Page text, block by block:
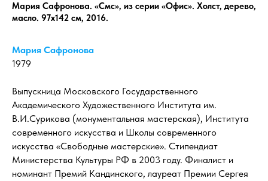
Мария Сафронова. «Смс», из серии «Офис». Холст, дерево,
масло. 97х142 см, 2016.
Мария Сафронова
1979
Выпускница Московского Государственного
Академического Художественного Института им.
В.И.Сурикова (монументальная мастерская), Института
современного искусства и Школы современного
искусства «Свободные мастерские». Стипендиат
Министерства Культуры РФ в 2003 году. Финалист и
номинант Премий Кандинского, лауреат Премии Сергея